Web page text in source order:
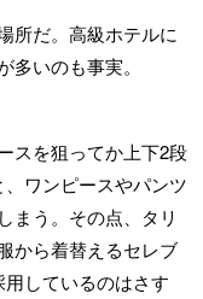
所だ。高級ホテルに
いのも事実。
スを狙ってか上下2段
ワンピースやパンツ
まう。その点、タリ
から着替えるセレブ
しているのはさす